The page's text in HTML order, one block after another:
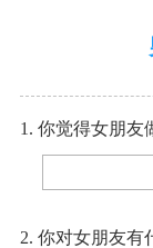
1. 你觉得女朋友
2. 你对女朋友有